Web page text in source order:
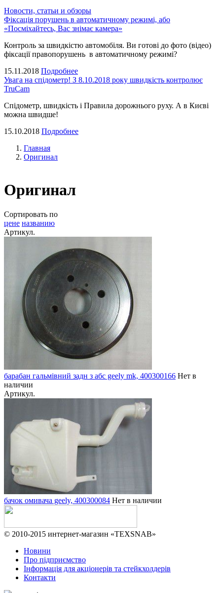
Новости, статьи и обзоры
Фіксація порушень в автоматичному режимі, або
«Посміхайтесь, Вас знімає камера»
Контроль за швидкістю автомобіля. Ви готові до фото (відео)
фіксації правопорушень в автоматичному режимі?
15.11.2018 Подробнее
Увага на спідометр! З 8.10.2018 року швидкість контролює
TruCam
Спідометр, швидкість і Правила дорожнього руху. А в Києві
можна швидше!
15.10.2018 Подробнее
Главная
Оригинал
Оригинал
Сортировать по
цене названию
Артикул.
барабан гальмівний задн з абс geely mk, 400300166 Нет в
наличии
Артикул.
бачок омивача geely, 400300084 Нет в наличии
© 2010-2015 интернет-магазин «TEXSNAB»
Новини
Про підприємство
Інформація для акціонерів та стейкхолдерів
Контакти